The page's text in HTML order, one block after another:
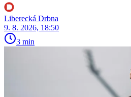
Liberecká Drbna
9. 8. 2026, 18:50
3 min